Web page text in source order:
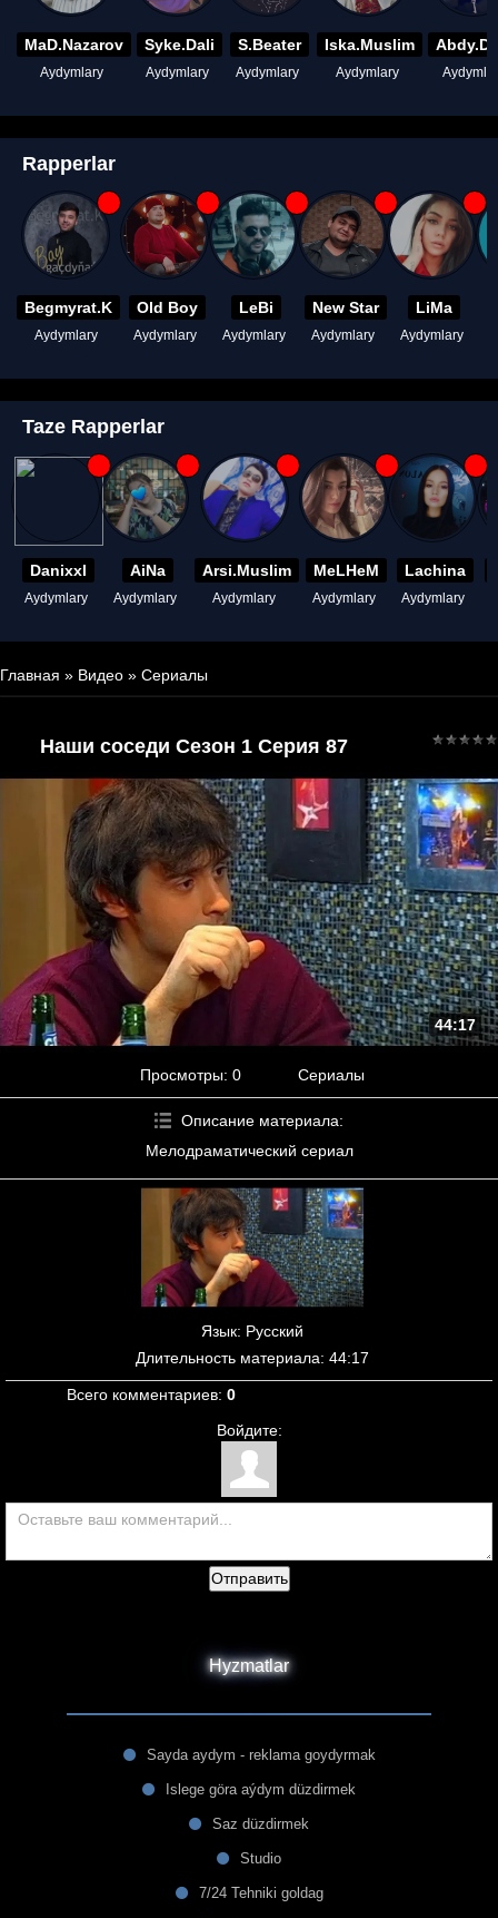
MaD.Nazarov
Aydymlary
Syke.Dali
Aydymlary
S.Beater
Aydymlary
Iska.Muslim
Aydymlary
Rapperlar
Begmyrat.K
Aydymlary
Old Boy
Aydymlary
LeBi
Aydymlary
New Star
Aydymlary
LiMa
Aydymlary
Taze Rapperlar
Danixxl
Aydymlary
AiNa
Aydymlary
Arsi.Muslim
Aydymlary
MeLHeM
Aydymlary
Lachina
Aydymlary
Главная » Видео » Сериалы
Наши соседи Сезон 1 Серия 87
44:17
Просмотры: 0 Сериалы
Описание материала:
Мелодраматический сериал
Язык: Русский
Длительность материала: 44:17
Всего комментариев: 0
Войдите:
Отправить
Hyzmatlar
Sayda aydym - reklama goydyrmak
Islege göra aýdym düzdirmek
Saz düzdirmek
Studio
7/24 Tehniki goldag